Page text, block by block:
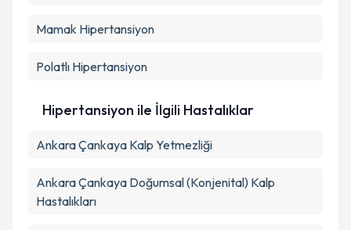
Mamak Hipertansiyon
Polatlı Hipertansiyon
Hipertansiyon ile İlgili Hastalıklar
Ankara Çankaya Kalp Yetmezliği
Ankara Çankaya Doğumsal (Konjenital) Kalp
Hastalıkları